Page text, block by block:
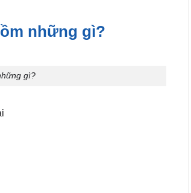
những gì?
gì?